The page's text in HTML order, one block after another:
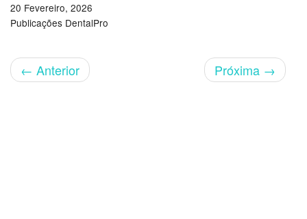
20 Fevereiro, 2026
Publicações DentalPro
← Anterior Próxima →